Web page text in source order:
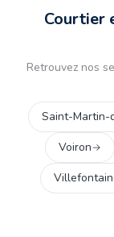
Courtier
Retrouvez nos
Saint-Martin-
Voiron